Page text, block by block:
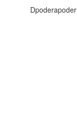
Dpoderapoder